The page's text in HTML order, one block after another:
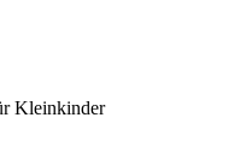
Kleinkinder